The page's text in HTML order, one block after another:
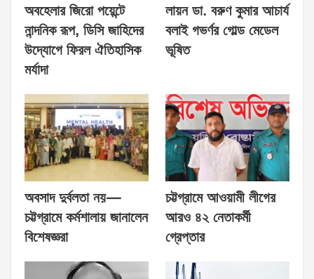
অবহেলার জিরো পয়েন্টে
নান্দনিক রূপ, ডিসি জাহিদের
উদ্যোগে ফিরল ঐতিহাসিক
মর্যাদা
লায়ন ডা. বরুণ কুমার আচার্য
বলাই গভর্ণর গোল্ড মেডেল
ভূষিত
অবসাদ দুর্বলতা নয়—
চট্টগ্রামে কর্মশালায় জানালেন
বিশেষজ্ঞরা
চট্টগ্রামে আওয়ামী লীগের
আরও ৪২ নেতাকর্মী
গ্রেপ্তার